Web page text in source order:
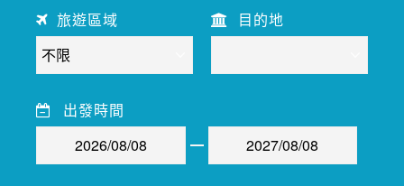
旅遊區域 目的地
出發時間